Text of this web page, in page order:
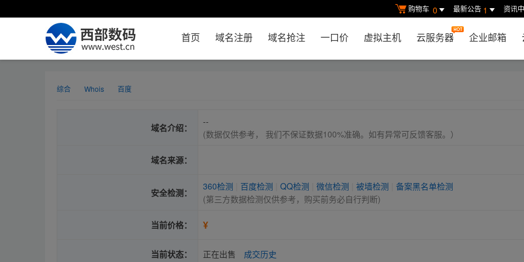
购物车 0 最新公告 1 资讯
首页 域名注册 域名抢注 一口价 虚拟主机 云服务器 企业邮箱
综合 Whois 百度
域名介绍：
--
(数据仅供参考， 我们不保证数据100%准确。如有异常可反馈客服。）
域名来源：
安全检测：
360检测 百度检测 QQ检测 微信检测 被墙检测
备案黑名单检测
(第三方数据检测仅供参考，购买前务必自行判断)
当前价格： ¥
当前状态： 正在出售 成交历史